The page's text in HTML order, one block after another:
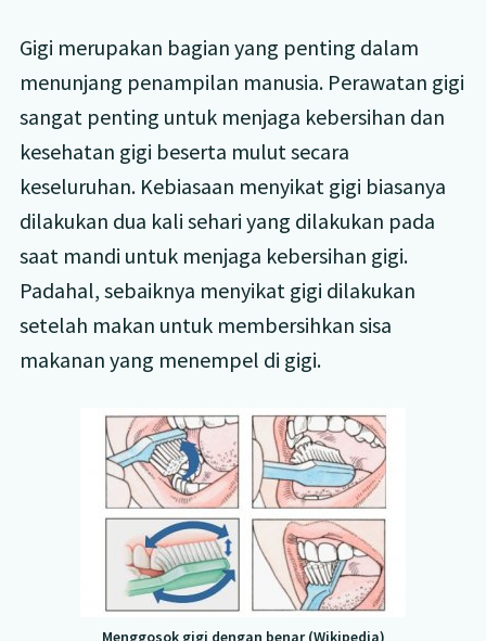
Gigi merupakan bagian yang penting dalam
menunjang penampilan manusia. Perawatan gigi
sangat penting untuk menjaga kebersihan dan
kesehatan gigi beserta mulut secara
keseluruhan. Kebiasaan menyikat gigi biasanya
dilakukan dua kali sehari yang dilakukan pada
saat mandi untuk menjaga kebersihan gigi.
Padahal, sebaiknya menyikat gigi dilakukan
setelah makan untuk membersihkan sisa
makanan yang menempel di gigi.
Menggosok gigi dengan benar (Wikipedia)